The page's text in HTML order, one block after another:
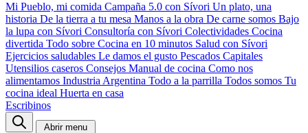
Mi Pueblo, mi comida Campaña 5.0 con Sívori Un plato, una
historia De la tierra a tu mesa Manos a la obra De carne somos Bajo
la lupa con Sívori Consultoría con Sívori Colectividades Cocina
divertida Todo sobre Cocina en 10 minutos Salud con Sívori
Ejercicios saludables Le damos el gusto Pescados Capitales
Utensilios caseros Consejos Manual de cocina Como nos
alimentamos Industria Argentina Todo a la parrilla Todos somos Tu
cocina ideal Huerta en casa
Escribinos
Abrir menu